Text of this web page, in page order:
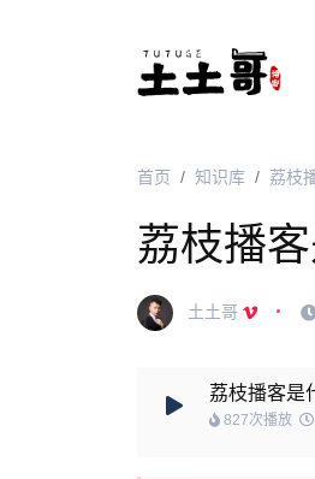
首页 知识库 荔枝
荔枝播
土土哥
荔枝播客是
827次播放